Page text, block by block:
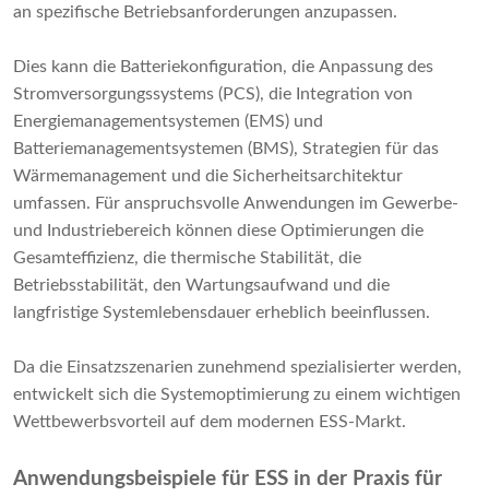
an spezifische Betriebsanforderungen anzupassen.
Dies kann die Batteriekonfiguration, die Anpassung des
Stromversorgungssystems (PCS), die Integration von
Energiemanagementsystemen (EMS) und
Batteriemanagementsystemen (BMS), Strategien für das
Wärmemanagement und die Sicherheitsarchitektur
umfassen. Für anspruchsvolle Anwendungen im Gewerbe-
und Industriebereich können diese Optimierungen die
Gesamteffizienz, die thermische Stabilität, die
Betriebsstabilität, den Wartungsaufwand und die
langfristige Systemlebensdauer erheblich beeinflussen.
Da die Einsatzszenarien zunehmend spezialisierter werden,
entwickelt sich die Systemoptimierung zu einem wichtigen
Wettbewerbsvorteil auf dem modernen ESS-Markt.
Anwendungsbeispiele für ESS in der Praxis für